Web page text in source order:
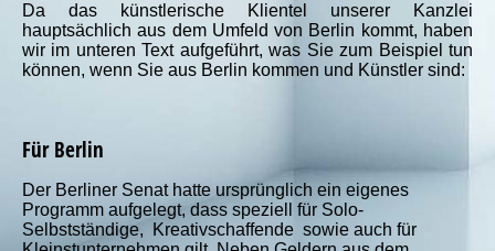
Da das künstlerische Klientel unserer Kanzlei
hauptsächlich aus dem Umfeld von Berlin kommt, haben
wir im unteren Text aufgeführt, was Sie zum Beispiel tun
können, wenn Sie aus Berlin kommen und Künstler sind:
Für Berlin
Der Berliner Senat hatte ursprünglich ein eigenes
Programm aufgelegt, dass speziell für Solo-
Selbstständige, Kreativschaffende sowie auch für